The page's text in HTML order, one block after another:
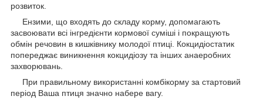
розвиток.
Ензими, що входять до складу корму, допомагають
засвоювати всі інгредієнти кормової суміші і покращують
обмін речовин в кишківнику молодої птиці. Кокцидіостатик
попереджає виникнення кокцидіозу та інших анаеробних
захворювань.
При правильному використанні комбікорму за стартовий
період Ваша птиця значно набере вагу.